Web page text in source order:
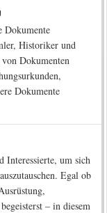
Dokumente
Historiker und
Dokumenten
Dokumente
Interessierte, um sich
Egal ob
– in diesem